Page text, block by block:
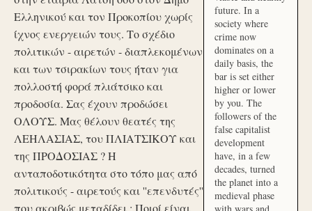
Ελληνικού και τον Προκοπίου χωρίς
ίχνος ενεργειών τους. Το σχέδιο
πολιτικών - αιρετών - διαπλεκομένων
και των τσιρακίων τους ήταν για
πολλοστή φορά πλιάτσικο και
προδοσία. Σας έχουν προδώσει
ΟΛΟΥΣ. Μας θέλουν θεατές της
ΛΕΗΛΑΣΙΑΣ, του ΠΛΙΑΤΣΙΚΟΥ και
της ΠΡΟΔΟΣΙΑΣ ? Η
ανταποδοτικότητα στο τόπο μας από
πολιτικούς - αιρετούς και ''επενδυτές''
που ακριβώς μεταδίδει ; Ποιοί είναι
future. In a
society where
crime now
dominates on a
daily basis, the
bar is set either
higher or lower
by you. The
followers of the
false capitalist
development
have, in a few
decades, turned
the planet into a
medieval phase